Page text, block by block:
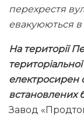
перехрестя
евакуюються
На території
електросирен
встановлених
Завод